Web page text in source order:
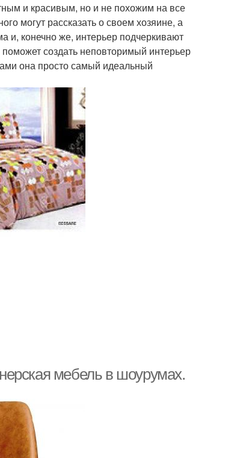
и красивым, но и не похожим на все
могут рассказать о своем хозяине, а
и, конечно же, интерьер подчеркивают
создать неповторимый интерьер
она просто самый идеальный
мебель в шоурумах.